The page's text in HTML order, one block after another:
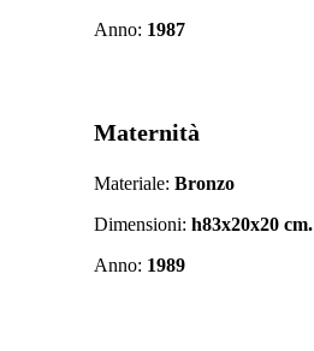
Anno: 1987
Maternità
Materiale: Bronzo
Dimensioni: h83x20x20 cm.
Anno: 1989